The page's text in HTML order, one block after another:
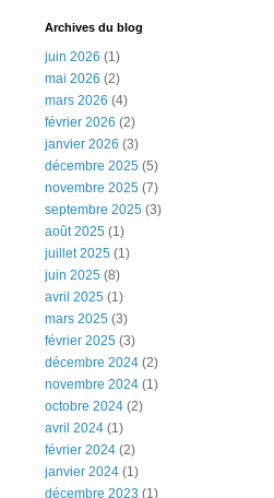
Archives du blog
juin 2026 (1)
mai 2026 (2)
mars 2026 (4)
février 2026 (2)
janvier 2026 (3)
décembre 2025 (5)
novembre 2025 (7)
septembre 2025 (3)
août 2025 (1)
juillet 2025 (1)
juin 2025 (8)
avril 2025 (1)
mars 2025 (3)
février 2025 (3)
décembre 2024 (2)
novembre 2024 (1)
octobre 2024 (2)
avril 2024 (1)
février 2024 (2)
janvier 2024 (1)
décembre 2023 (1)